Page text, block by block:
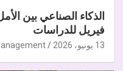
الذكاء الصناعي بين
فيريل للدراسات
13 يونيو، 2026